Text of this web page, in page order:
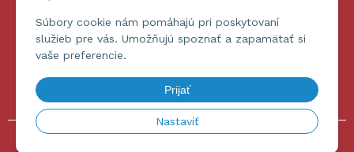
Súbory cookie nám pomáhajú pri poskytovaní
služieb pre vás. Umožňujú spoznať a zapamätať si
vaše preferencie.
Prijať
Nastaviť
ĎALŠIE INFORMÁCIE
Obchodné podmienky
Ochrana osobných údajov
© 2026 omniashop.sk •tvorba eshopu cez UNIobchod,webhosting